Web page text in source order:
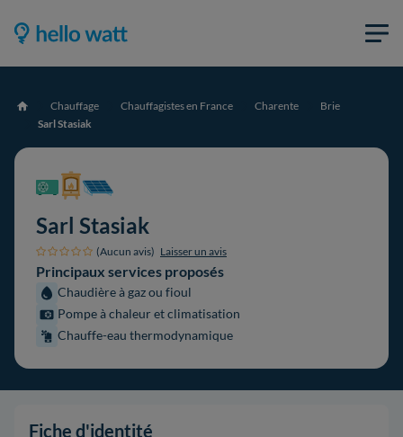
Accueil Chauffage Chauffagistes en France Charente
Brie
Sarl Stasiak
Sarl Stasiak
(Aucun avis) Laisser un avis
Principaux services proposés
Chaudière à gaz ou fioul
Pompe à chaleur et climatisation
Chauffe-eau thermodynamique
Fiche d'identité